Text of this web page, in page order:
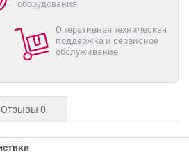
оборудования
Оперативная техническая
поддержка и сервисное
обслуживание
Отзывы 0